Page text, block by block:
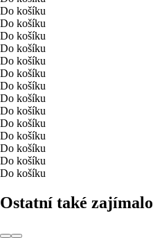
Do košíku
Do košíku
Do košíku
Do košíku
Do košíku
Do košíku
Do košíku
Do košíku
Do košíku
Do košíku
Do košíku
Do košíku
Do košíku
Do košíku
Ostatní také zajímalo